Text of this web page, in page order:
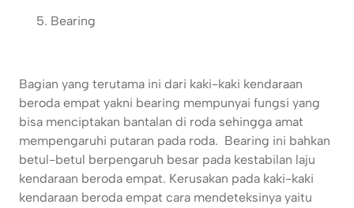
Bearing
Bagian yang terutama ini dari kaki-kaki kendaraan
beroda empat yakni bearing mempunyai fungsi yang
bisa menciptakan bantalan di roda sehingga amat
mempengaruhi putaran pada roda. Bearing ini bahkan
betul-betul berpengaruh besar pada kestabilan laju
kendaraan beroda empat. Kerusakan pada kaki-kaki
kendaraan beroda empat cara mendeteksinya yaitu